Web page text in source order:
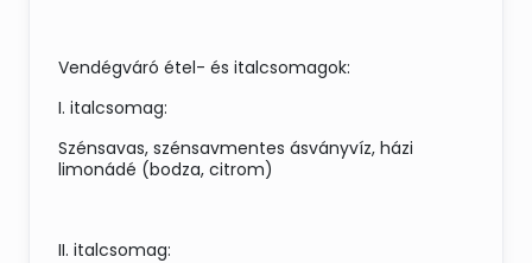
Vendégváró étel- és italcsomagok:
I. italcsomag:
Szénsavas, szénsavmentes ásványvíz, házi
limonádé (bodza, citrom)
II. italcsomag: